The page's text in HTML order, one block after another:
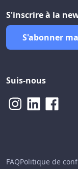
S'inscrire à la
S'abonner
Suis-nous
FAQPolitique de